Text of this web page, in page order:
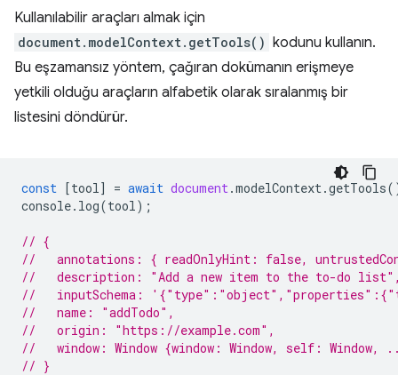
Kullanılabilir araçları almak için
document.modelContext.getTools() kodunu kullanın.
Bu eşzamansız yöntem, çağıran dokümanın erişmeye
yetkili olduğu araçların alfabetik olarak sıralanmış bir
listesini döndürür.
const [tool] = await document.modelContext.getTools
console. log(tool);
// {
//   annotations: { readOnlyHint: false,
//   description: "Add a new item to the to-do
//   inputSchema:
//   name: "addTodo",
//   origin: "https://example.com",
//   window: Window {window: Window, self: Window,
// }